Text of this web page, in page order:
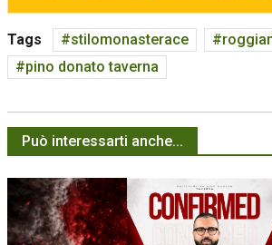
Tags stilomonasterace
pino donato taverna
Può interessarti anche...